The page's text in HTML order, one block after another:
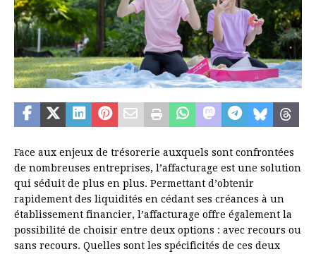
Face aux enjeux de trésorerie auxquels sont confrontées
de nombreuses entreprises, l’affacturage est une solution
qui séduit de plus en plus. Permettant d’obtenir
rapidement des liquidités en cédant ses créances à un
établissement financier, l’affacturage offre également la
possibilité de choisir entre deux options : avec recours ou
sans recours. Quelles sont les spécificités de ces deux